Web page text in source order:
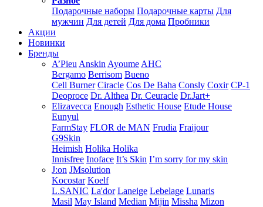
Подарочные наборы Подарочные карты Для
мужчин Для детей Для дома Пробники
Акции
Новинки
Бренды
A’Pieu Anskin Ayoume AHC
Bergamo Berrisom Bueno
Cell Burner Ciracle Cos De Baha Consly Coxir CP-1
Deoproce Dr. Althea Dr. Ceuracle Dr.Jart+
Elizavecca Enough Esthetic House Etude House
Eunyul
FarmStay FLOR de MAN Frudia Fraijour
G9Skin
Heimish Holika Holika
Innisfree Inoface It’s Skin I’m sorry for my skin
J:on JMsolution
Kocostar Koelf
L.SANIC La'dor Laneige Lebelage Lunaris
Masil May Island Median Mijin Missha Mizon